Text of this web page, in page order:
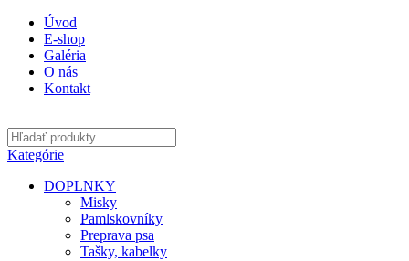
Úvod
E-shop
Galéria
O nás
Kontakt
Kategórie
DOPLNKY
Misky
Pamlskovníky
Preprava psa
Tašky, kabelky